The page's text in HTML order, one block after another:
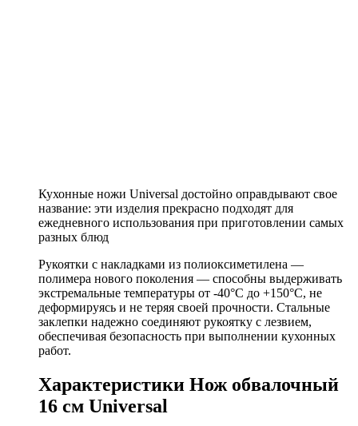
Кухонные ножи Universal достойно оправдывают свое
название: эти изделия прекрасно подходят для
ежедневного использования при приготовлении самых
разных блюд
Рукоятки с накладками из полиоксиметилена —
полимера нового поколения — способны выдерживать
экстремальные температуры от -40°C до +150°С, не
деформируясь и не теряя своей прочности. Стальные
заклепки надежно соединяют рукоятку с лезвием,
обеспечивая безопасность при выполнении кухонных
работ.
Характеристики Нож обвалочный
16 см Universal